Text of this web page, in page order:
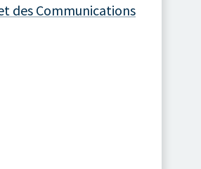
des Communications